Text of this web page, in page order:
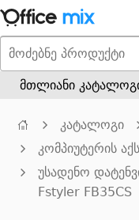
მთლიანი
კატალოგი
კომპიუტერის
უსადენო
Fstyler FB35CS